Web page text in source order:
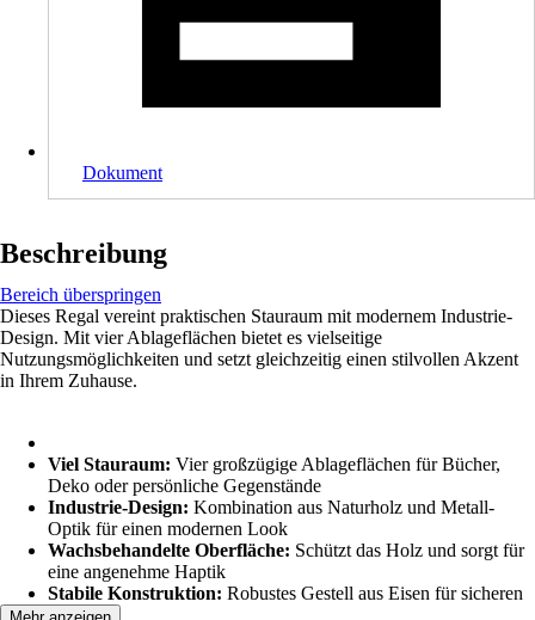
Dokument
Beschreibung
Bereich überspringen
Dieses Regal vereint praktischen Stauraum mit modernem Industrie-
Design. Mit vier Ablageflächen bietet es vielseitige
Nutzungsmöglichkeiten und setzt gleichzeitig einen stilvollen Akzent
in Ihrem Zuhause.
Viel Stauraum: Vier großzügige Ablageflächen für Bücher,
Deko oder persönliche Gegenstände
Industrie-Design: Kombination aus Naturholz und Metall-
Optik für einen modernen Look
Wachsbehandelte Oberfläche: Schützt das Holz und sorgt für
eine angenehme Haptik
Stabile Konstruktion: Robustes Gestell aus Eisen für sicheren
Stand